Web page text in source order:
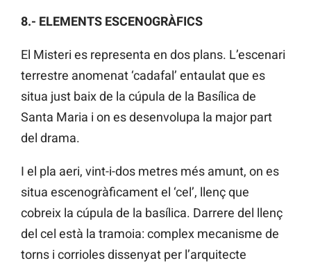
8.- ELEMENTS ESCENOGRÀFICS
El Misteri es representa en dos plans. L’escenari
terrestre anomenat ‘cadafal’ entaulat que es
situa just baix de la cúpula de la Basílica de
Santa Maria i on es desenvolupa la major part
del drama.
I el pla aeri, vint-i-dos metres més amunt, on es
situa escenogràficament el ‘cel’, llenç que
cobreix la cúpula de la basílica. Darrere del llenç
del cel està la tramoia: complex mecanisme de
torns i corrioles dissenyat per l’arquitecte